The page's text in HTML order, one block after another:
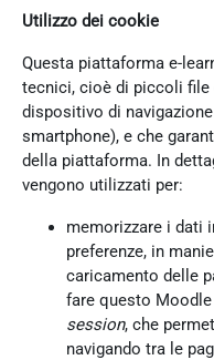
Utilizzo dei cookie
Questa piattaforma e-
tecnici, cioè di piccoli file
dispositivo di
smartphone), e che
della piattaforma. In
vengono utilizzati per:
memorizzare i dati
preferenze, in
caricamento delle
fare questo
session, che
navigando tra le